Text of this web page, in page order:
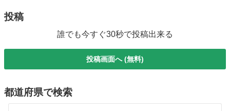
投稿
誰でも今すぐ30秒で投稿出来る
投稿画面へ (無料)
都道府県で検索